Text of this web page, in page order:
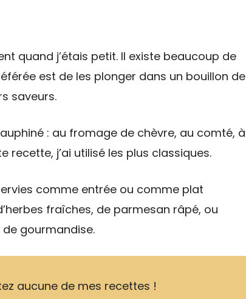
quand j’étais petit. Il existe beaucoup de
est de les plonger dans un bouillon de
saveurs.
: au fromage de chèvre, au comté, à
recette, j’ai utilisé les plus classiques.
comme entrée ou comme plat
fraîches, de parmesan râpé, ou
gourmandise.
aucune de mes recettes !